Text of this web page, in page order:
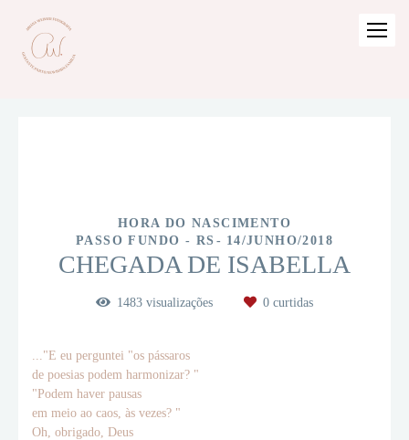
HORA DO NASCIMENTO
PASSO FUNDO - RS
14/JUNHO/2018
CHEGADA DE ISABELLA
1483 visualizações 0 curtidas
..."E eu perguntei "os pássaros
de poesias podem harmonizar? "
"Podem haver pausas
em meio ao caos, às vezes? "
Oh, obrigado, Deus